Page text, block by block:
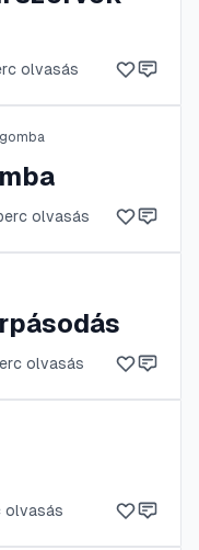
olvasás
olvasás
olvasás
olvasás